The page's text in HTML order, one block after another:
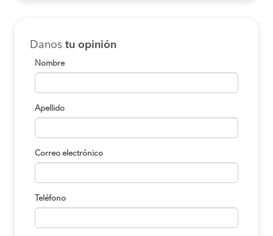
Danos tu opinión
Nombre
Apellido
Correo electrónico
Teléfono